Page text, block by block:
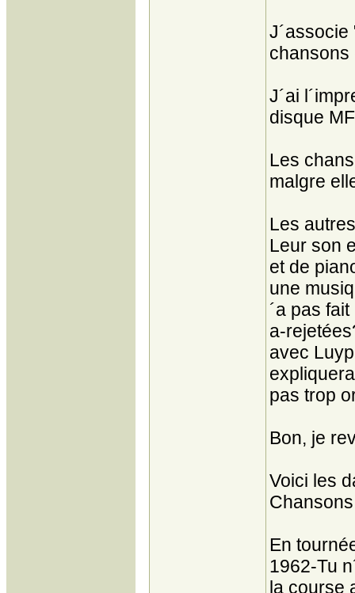
chansons
J´ai
disque
Les
malgre
Les
Leur son
et de
une
´a pas
a-
avec
pas trop
Bon, je
Voici les
En
1962-Tu
la course